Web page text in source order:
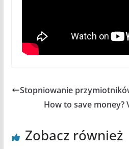
Stopniowanie
How to save money?
Zobacz również